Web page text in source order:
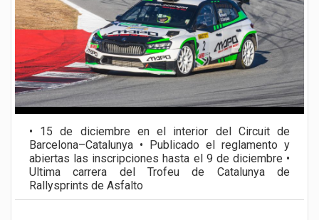
• 15 de diciembre en el interior del Circuit de
Barcelona–Catalunya • Publicado el reglamento y
abiertas las inscripciones hasta el 9 de diciembre •
Ultima carrera del Trofeu de Catalunya de
Rallysprints de Asfalto